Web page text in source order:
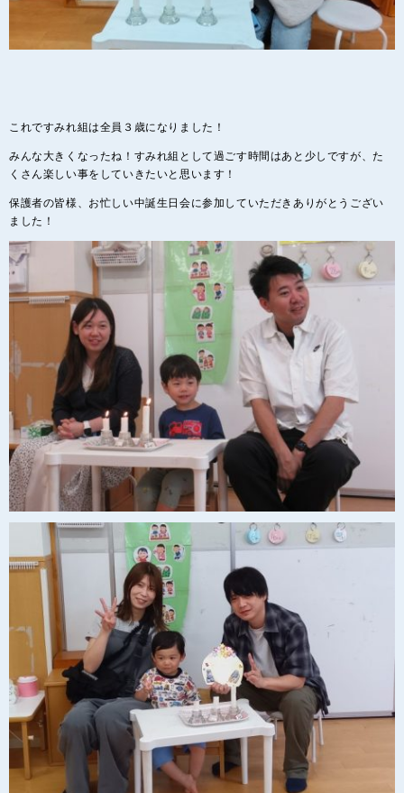
これですみれ組は全員３歳になりました！
みんな大きくなったね！すみれ組として過ごす時間はあと少しですが、た
くさん楽しい事をしていきたいと思います！
保護者の皆様、お忙しい中誕生日会に参加していただきありがとうござい
ました！